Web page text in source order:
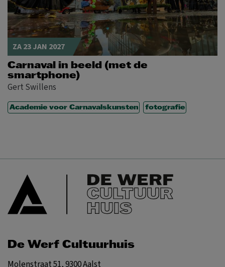
ZA 23 JAN 2027
Carnaval in beeld (met de
smartphone)
Gert Swillens
Academie voor Carnavalskunsten fotografie
De Werf Cultuurhuis